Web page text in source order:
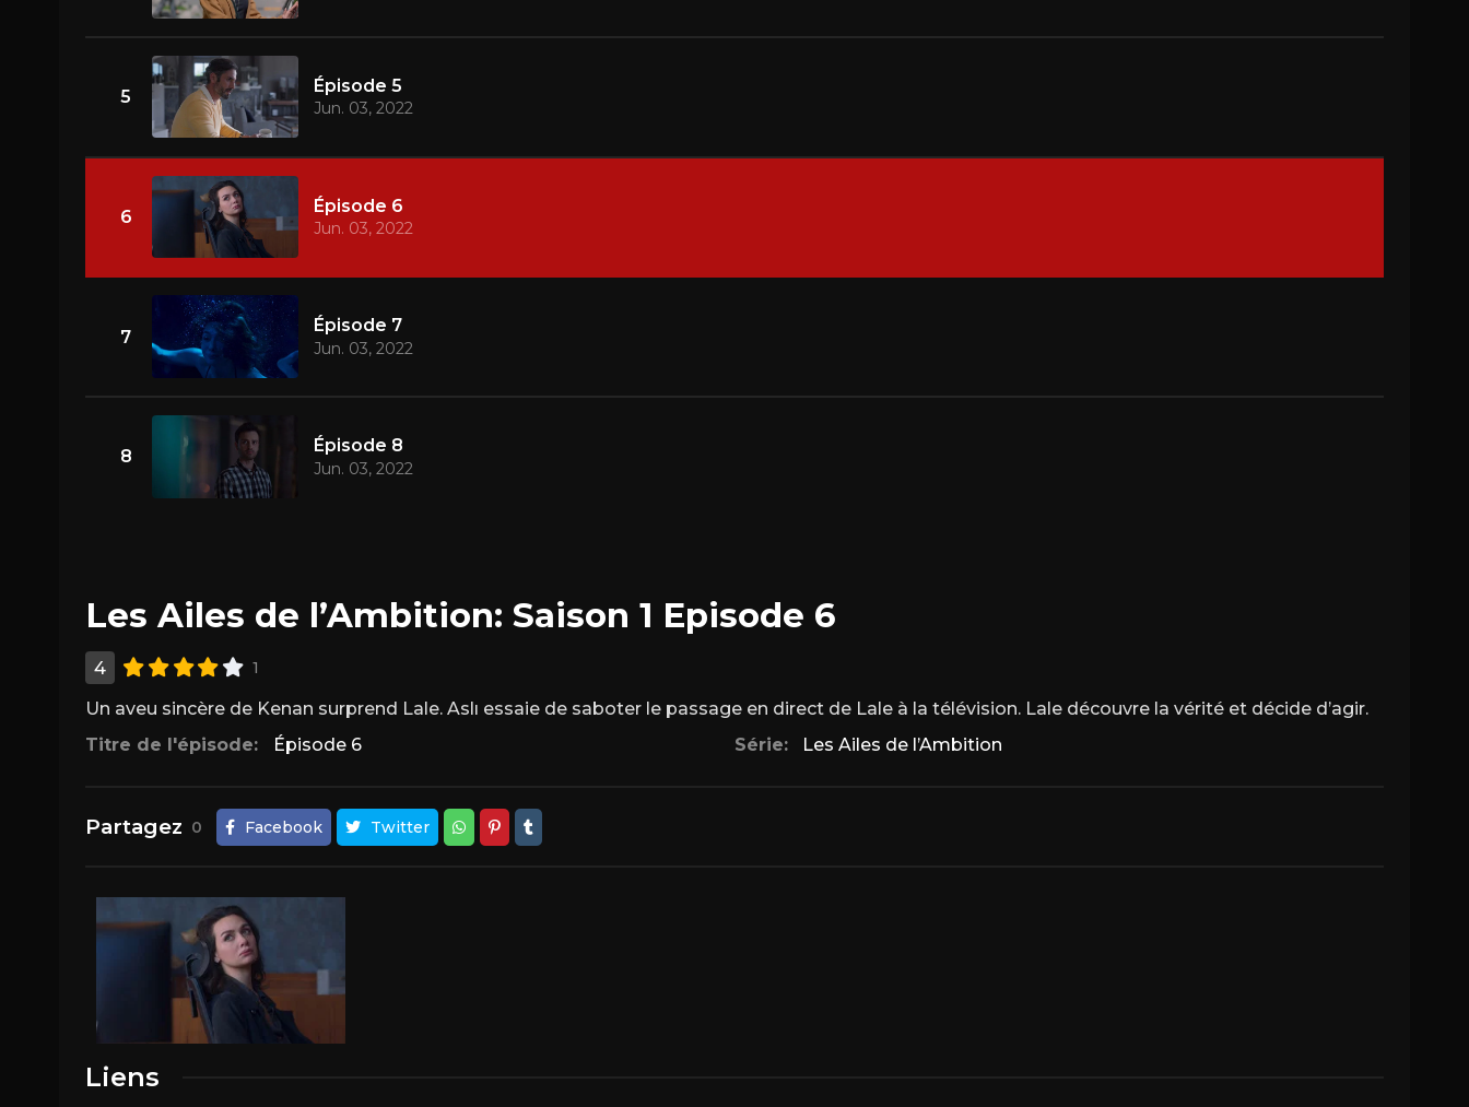
5
Épisode 5
Jun. 03, 2022
6
Épisode 6
Jun. 03, 2022
7
Épisode 7
Jun. 03, 2022
8
Épisode 8
Jun. 03, 2022
Les Ailes de l’Ambition: Saison 1 Episode 6
4 1
Un aveu sincère de Kenan surprend Lale. Aslı essaie de saboter le passage en direct de Lale à la télévision. Lale découvre la vérité et décide d’agir.
Titre de l'épisode:
Épisode 6 Série: Les Ailes de l’Ambition
Partagez 0 Facebook Twitter
Liens